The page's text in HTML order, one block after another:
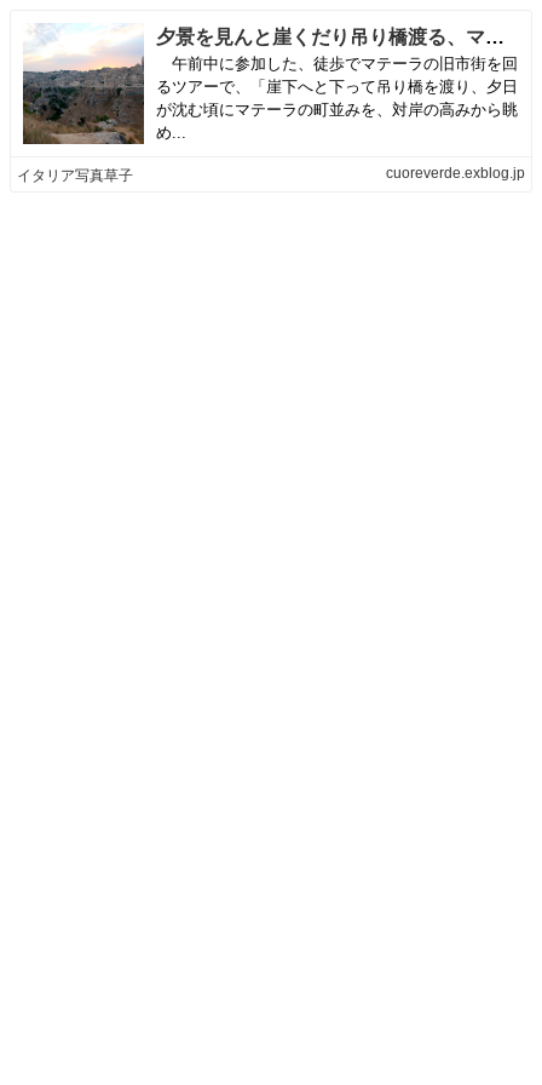
夕景を見んと崖くだり吊り橋渡る、マテーラ | イタリア写真草子
午前中に参加した、徒歩でマテーラの旧市街を回
るツアーで、「崖下へと下って吊り橋を渡り、夕日
が沈む頃にマテーラの町並みを、対岸の高みから眺
め...
イタリア写真草子 cuoreverde.exblog.jp